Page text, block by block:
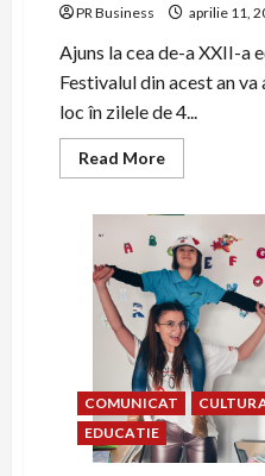
PR Business aprilie 11,
Ajuns la cea de-a XXII-a
Festivalul din acest an va
loc în zilele de 4...
Read MoreRead
more
iși
unește
forțele
pentru
CONIL
FEST,
Festivalul
Integrarii,
Mama,
supereroina
mea!
Targul
Primaverii
COMUNICAT
EDUCATIE